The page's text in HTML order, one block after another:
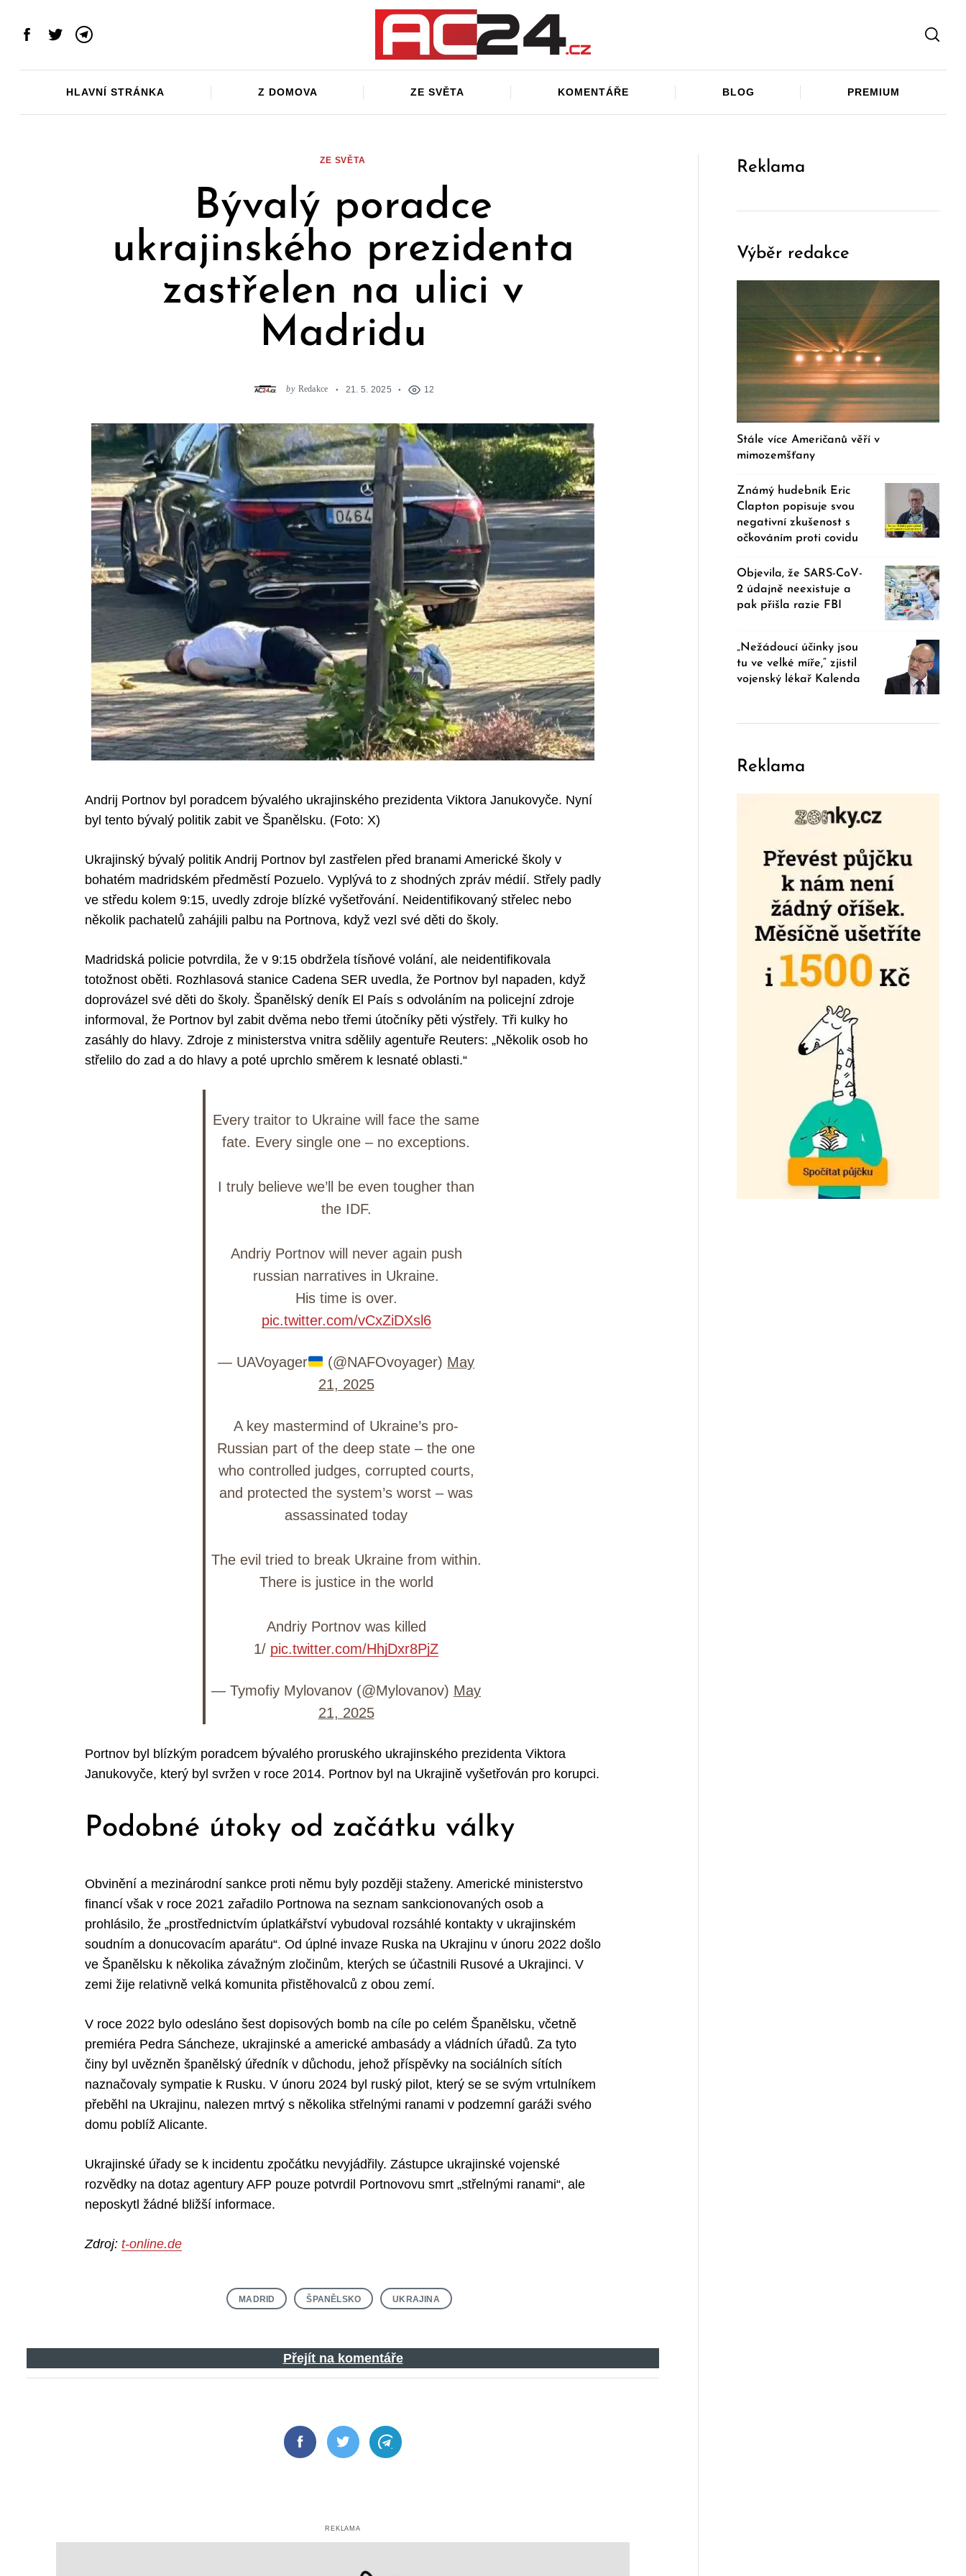
Facebook
TwitterTelegram
HLAVNÍ STRÁNKA Z DOMOVA ZE SVĚTA KOMENTÁŘE BLOG PREMIUM
ZE SVĚTA
Bývalý poradce
ukrajinského prezidenta
zastřelen na ulici v
Madridu
by Redakce 21. 5. 2025 12
Andrij Portnov byl poradcem bývalého ukrajinského prezidenta Viktora Janukovyče. Nyní
byl tento bývalý politik zabit ve Španělsku. (Foto: X)
Ukrajinský bývalý politik Andrij Portnov byl zastřelen před branami Americké školy v
bohatém madridském předměstí Pozuelo. Vyplývá to z shodných zpráv médií. Střely padly
ve středu kolem 9:15, uvedly zdroje blízké vyšetřování. Neidentifikovaný střelec nebo
několik pachatelů zahájili palbu na Portnova, když vezl své děti do školy.
Madridská policie potvrdila, že v 9:15 obdržela tísňové volání, ale neidentifikovala
totožnost oběti. Rozhlasová stanice Cadena SER uvedla, že Portnov byl napaden, když
doprovázel své děti do školy. Španělský deník El País s odvoláním na policejní zdroje
informoval, že Portnov byl zabit dvěma nebo třemi útočníky pěti výstřely. Tři kulky ho
zasáhly do hlavy. Zdroje z ministerstva vnitra sdělily agentuře Reuters: „Několik osob ho
střelilo do zad a do hlavy a poté uprchlo směrem k lesnaté oblasti.“
Every traitor to Ukraine will face the same
fate. Every single one – no exceptions.
I truly believe we’ll be even tougher than
the IDF.
Andriy Portnov will never again push
russian narratives in Ukraine.
His time is over.
pic.twitter.com/vCxZiDXsl6
— UAVoyager (@NAFOvoyager) May
21, 2025
A key mastermind of Ukraine’s pro-
Russian part of the deep state – the one
who controlled judges, corrupted courts,
and protected the system’s worst – was
assassinated today
The evil tried to break Ukraine from within.
There is justice in the world
Andriy Portnov was killed
1/ pic.twitter.com/HhjDxr8PjZ
— Tymofiy Mylovanov (@Mylovanov) May
21, 2025
Portnov byl blízkým poradcem bývalého proruského ukrajinského prezidenta Viktora
Janukovyče, který byl svržen v roce 2014. Portnov byl na Ukrajině vyšetřován pro korupci.
Podobné útoky od začátku války
Obvinění a mezinárodní sankce proti němu byly později staženy. Americké ministerstvo
financí však v roce 2021 zařadilo Portnowa na seznam sankcionovaných osob a
prohlásilo, že „prostřednictvím úplatkářství vybudoval rozsáhlé kontakty v ukrajinském
soudním a donucovacím aparátu“. Od úplné invaze Ruska na Ukrajinu v únoru 2022 došlo
ve Španělsku k několika závažným zločinům, kterých se účastnili Rusové a Ukrajinci. V
zemi žije relativně velká komunita přistěhovalců z obou zemí.
V roce 2022 bylo odesláno šest dopisových bomb na cíle po celém Španělsku, včetně
premiéra Pedra Sáncheze, ukrajinské a americké ambasády a vládních úřadů. Za tyto
činy byl uvězněn španělský úředník v důchodu, jehož příspěvky na sociálních sítích
naznačovaly sympatie k Rusku. V únoru 2024 byl ruský pilot, který se se svým vrtulníkem
přeběhl na Ukrajinu, nalezen mrtvý s několika střelnými ranami v podzemní garáži svého
domu poblíž Alicante.
Ukrajinské úřady se k incidentu zpočátku nevyjádřily. Zástupce ukrajinské vojenské
rozvědky na dotaz agentury AFP pouze potvrdil Portnovovu smrt „střelnými ranami“, ale
neposkytl žádné bližší informace.
Zdroj: t-online.de
MADRID ŠPANĚLSKO UKRAJINA
Přejít na komentáře
FacebookTwitter Telegram
REKLAMA
Reklama
Výběr redakce
Stále více Američanů věří v
mimozemšťany
Známý hudebník Eric
Clapton popisuje svou
negativní zkušenost s
očkováním proti covidu
Objevila, že SARS-CoV-
2 údajně neexistuje a
pak přišla razie FBI
„Nežádoucí účinky jsou
tu ve velké míře,“ zjistil
vojenský lékař Kalenda
Reklama